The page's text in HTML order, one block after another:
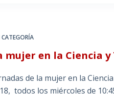
CATEGORÍA
mujer en la Ciencia
de la mujer en la
todos los miércoles de